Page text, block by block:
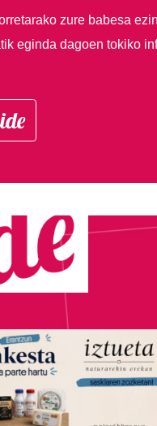
zure babesa
eginda dagoen tokiko